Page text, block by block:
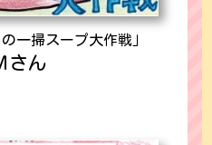
一掃スープ大作戦」
さん